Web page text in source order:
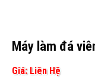
Máy làm đá
Giá: Liên Hệ